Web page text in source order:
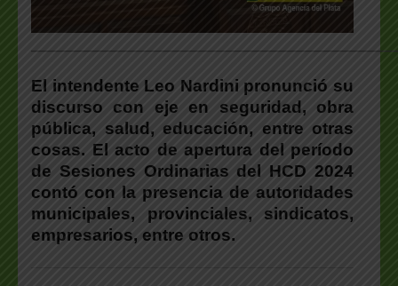
El intendente Leo Nardini pronunció su
discurso con eje en seguridad, obra
pública, salud, educación, entre otras
cosas. El acto de apertura del período
de Sesiones Ordinarias del HCD 2024
contó con la presencia de autoridades
municipales, provinciales, sindicatos,
empresarios, entre otros.